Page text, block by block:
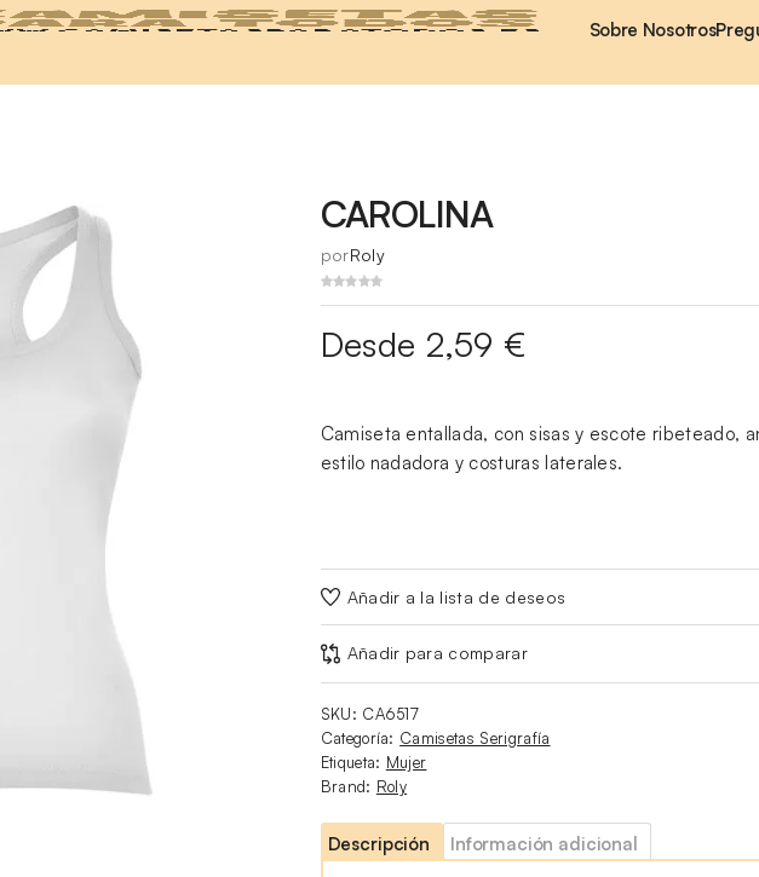
Sobre Nosotros
CAROLINA
porRoly
Desde 2,59 €
Camiseta entallada, con sisas y escote ribeteado,
estilo nadadora y costuras laterales.
Añadir a la lista de deseos
Añadir para comparar
SKU: CA6517
Categoría: Camisetas Serigrafía
Etiqueta: Mujer
Brand: Roly
Descripción Información adicional